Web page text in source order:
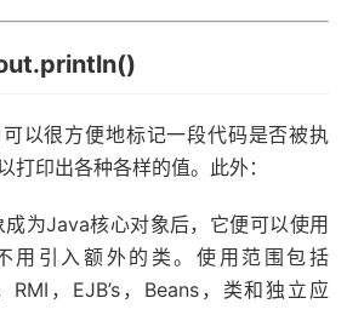
以很方便地标记一段代码是否被执
打印出各种各样的值。此外：
为Java核心对象后，它便可以使用
用引入额外的类。使用范围包括
RMI，EJB’s，Beans，类和独立应